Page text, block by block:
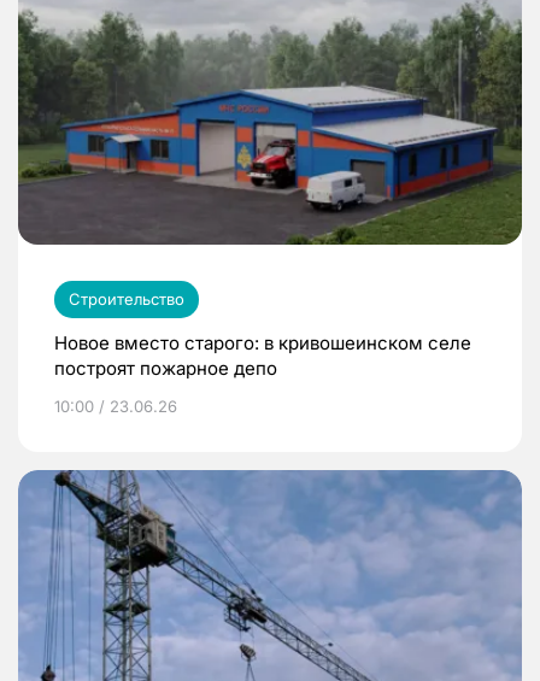
Строительство
Новое вместо старого: в кривошеинском селе
построят пожарное депо
10:00 / 23.06.26